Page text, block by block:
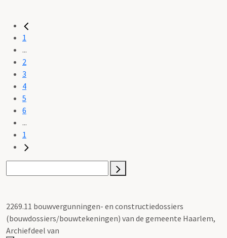
1
...
2
3
4
5
6
...
1
2269.11 bouwvergunningen- en constructiedossiers
(bouwdossiers/bouwtekeningen) van de gemeente Haarlem,
Archiefdeel van